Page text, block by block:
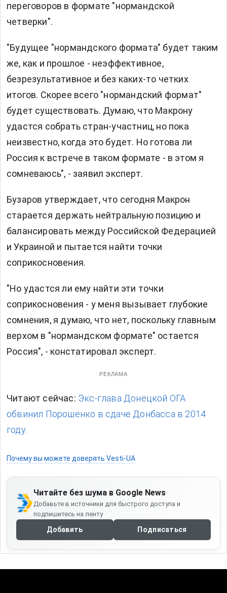
переговоров в формате "нормандской
четверки".
"Будущее "нормандского формата" будет таким
же, как и прошлое - неэффективное,
безрезультативное и без каких-то четких
итогов. Скорее всего "нормандский формат"
будет существовать. Думаю, что Макрону
удастся собрать стран-участниц, но пока
неизвестно, когда это будет. Но готова ли
Россия к встрече в таком формате - в этом я
сомневаюсь", - заявил эксперт.
Бузаров утверждает, что сегодня Макрон
старается держать нейтральную позицию и
балансировать между Российской Федерацией
и Украиной и пытается найти точки
соприкосновения.
"Но удастся ли ему найти эти точки
соприкосновения - у меня вызывает глубокие
сомнения, я думаю, что нет, поскольку главным
верхом в "нормандском формате" остается
Россия", - констатировал эксперт.
РЕКЛАМА
Читают сейчас: Экс-глава Донецкой ОГА
обвинил Порошенко в сдаче Донбасса в 2014
году.
Почему вы можете доверять Vesti-UA
Читайте без шума в Google News
Добавьте в источники для быстрого доступа и
подпишитесь на ленту
Добавить Подписаться